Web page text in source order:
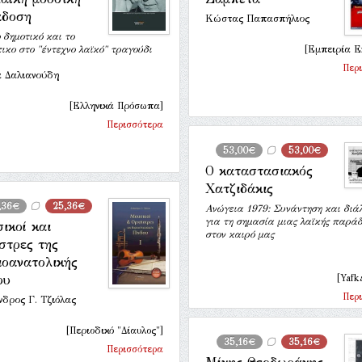
και το
στο "έντεχνο λαϊκό" τραγούδι
Δαλιανούδη
[Ελληνικά Πρόσωπα]
Περισσότερα
Κώστας Παπασπήλιος
[Εμπειρία
53,00€ 53,00€
Ο καταστασιακός
Χατζιδάκις
Ανώγεια 1979: Συνάντηση και
για τη σημασία μιας λαϊκής
στον καιρό μας
25,36€
και
της
Γ. Τζιόλας
[Περιοδικό "Δίαυλος"]
Περισσότερα
35,16€ 35,16€